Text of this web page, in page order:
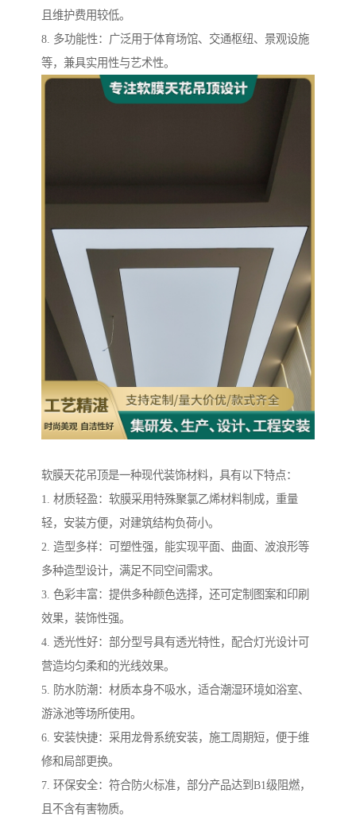
且维护费用较低。
8. 多功能性：广泛用于体育场馆、交通枢纽、景观设施
等，兼具实用性与艺术性。
软膜天花吊顶是一种现代装饰材料，具有以下特点：
1. 材质轻盈：软膜采用特殊聚氯乙烯材料制成，重量
轻，安装方便，对建筑结构负荷小。
2. 造型多样：可塑性强，能实现平面、曲面、波浪形等
多种造型设计，满足不同空间需求。
3. 色彩丰富：提供多种颜色选择，还可定制图案和印刷
效果，装饰性强。
4. 透光性好：部分型号具有透光特性，配合灯光设计可
营造均匀柔和的光线效果。
5. 防水防潮：材质本身不吸水，适合潮湿环境如浴室、
游泳池等场所使用。
6. 安装快捷：采用龙骨系统安装，施工周期短，便于维
修和局部更换。
7. 环保安全：符合防火标准，部分产品达到B1级阻燃，
且不含有害物质。